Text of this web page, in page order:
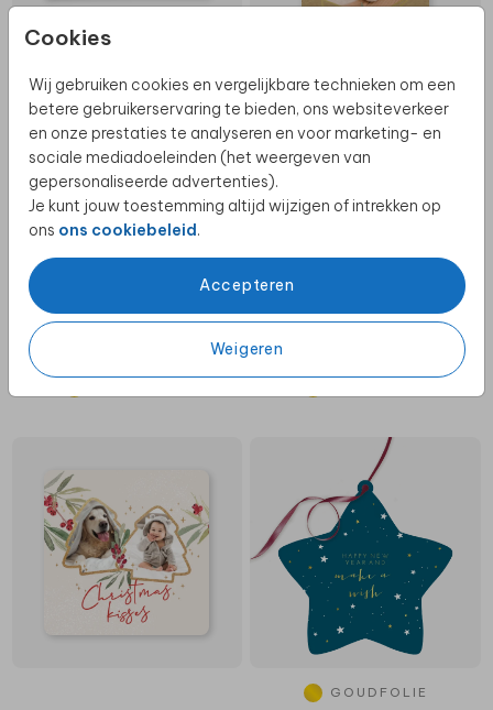
Cookies
Wij gebruiken cookies en vergelijkbare technieken om een
betere gebruikerservaring te bieden, ons websiteverkeer
en onze prestaties te analyseren en voor marketing- en
sociale mediadoeleinden (het weergeven van
gepersonaliseerde advertenties).
Je kunt jouw toestemming altijd wijzigen of intrekken op
ons ons cookiebeleid.
Accepteren
Weigeren
GOUDFOLIE
GOUDFOLIE